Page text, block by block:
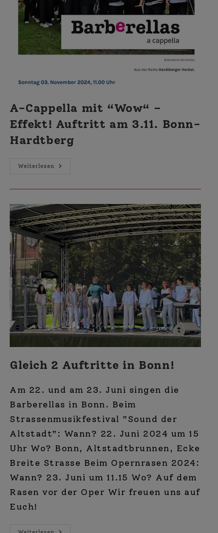
A-Cappella mit “Wow“ –
Effekt! Auftritt am 3.11. Bonn-
Hardtberg
Weiterlesen
A-
Auftritt
Am
3.11.
Bonn-
Hardtberg
Gleich 2 Auftritte in Bonn!
Am 22. und am 23. Juni singen die
Barberellas in Bonn. Beim
Strassenmusikfestival ”Sound der
Altstadt”: Wann? 22. Juni 2024 um 15
Uhr Wo? Bonn, Altstadtbrunnen, Ecke
Breite Strasse Beim Opernrasen 2024:
Wann? 23. Juni um 11.15 Wo? Auf dem
Rasen vor der Oper Wir freuen uns auf
Euch!